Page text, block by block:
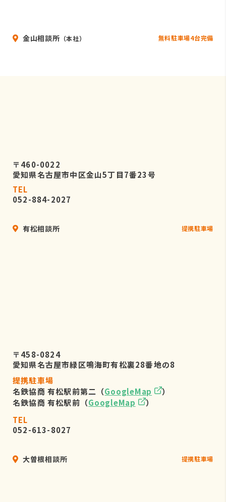
金山相談所 （本社） 無料駐車場4台完備
〒460-0022
愛知県名古屋市中区金山5丁目7番23号
TEL
052-884-2027
有松相談所 提携駐車場
〒458-0824
愛知県名古屋市緑区鳴海町有松裏28番地の8
提携駐車場
名鉄協商 有松駅前第二（GoogleMap
）
名鉄協商 有松駅前（GoogleMap
）
TEL
052-613-8027
大曽根相談所 提携駐車場